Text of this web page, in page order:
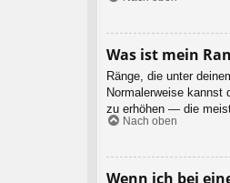
Was ist mein
Ränge, die unter
Normalerweise kannst
zu erhöhen — die
Nach oben
Wenn ich bei